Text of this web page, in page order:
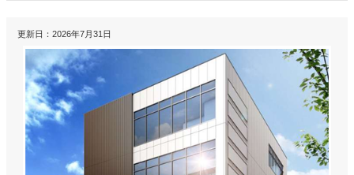
更新日：2026年7月31日